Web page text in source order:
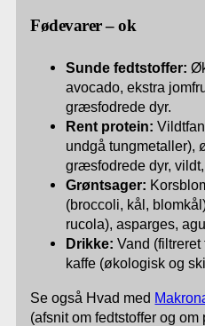
Fødevarer – ok
Sunde fedtstoffer:
avocado, ekstra
græsfodrede dyr.
Rent protein:
undgå tungmetaller),
græsfodrede dyr,
Grøntsager:
(broccoli, kål,
rucola), asparges,
Drikke: Vand (filtreret
kaffe (økologisk og
Se også Hvad med
(afsnit om fedtstoffer og om